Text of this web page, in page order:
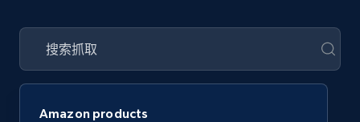
Amazon products